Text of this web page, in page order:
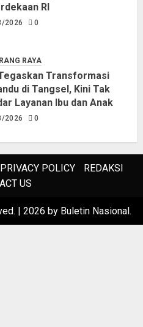
RI
2026 0
RAYA
Transformasi
di Tangsel, Kini Tak
Layanan Ibu dan Anak
2026 0
PRIVACY POLICY
REDAKSI
US
2026 by Buletin Nasional.